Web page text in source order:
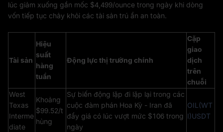
lúc giảm xuống gần mốc $4,499/ounce trong ngày khi dòng
vốn tiếp tục chảy khỏi các tài sản trú ẩn an toàn.
Tài sản
Hiệu
suất
hàng
tuần
Động lực thị trường chính
Cặp
giao
dịch
trên
chuỗi
West
Texas
Interme
diate
Khoảng
$99.52/t
hùng
Sự biến động lặp đi lặp lại trong các
cuộc đàm phán Hoa Kỳ - Iran đã
đẩy giá có lúc vượt mức $106 trong
ngày
OIL(WT
I)USDT